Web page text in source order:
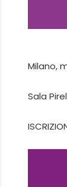
Milano,
Sala